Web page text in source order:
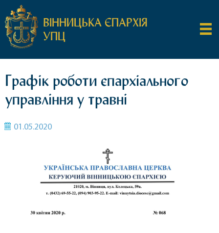
ВІННИЦЬКА ЄПАРХІЯ
УПЦ
Графік роботи єпархіального
управління у травні
01.05.2020